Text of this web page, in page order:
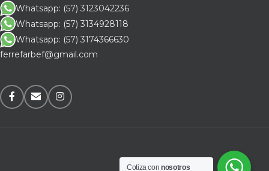
Whatsapp: (57) 3123042236
Whatsapp: (57) 3134928118
Whatsapp: (57) 3174366630
ferrefarbef@gmail.com
Cotiza connosotros